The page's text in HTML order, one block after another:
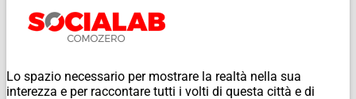
Lo spazio necessario per mostrare la realtà nella sua
interezza e per raccontare tutti i volti di questa città e di